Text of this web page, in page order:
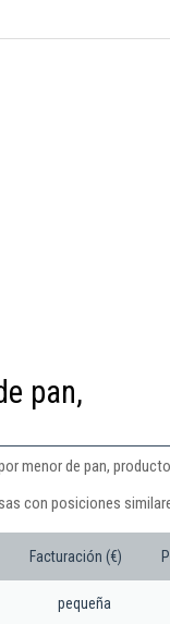
pan,
menor de pan,
con posiciones
Facturación (€)
pequeña